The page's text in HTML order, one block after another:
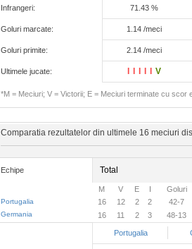
Infrangeri: 71.43 %
Goluri marcate: 1.14 /meci
Goluri primite: 2.14 /meci
Ultimele jucate: V
*M = Meciuri; V = Victorii; E = Meciuri terminate cu scor
Comparatia rezultatelor din ultimele 16 meciuri
Echipe Total
M V E I Goluri
Portugalia 16 12 2 2 42-7
Germania 16 11 2 3 48-13
Portugalia